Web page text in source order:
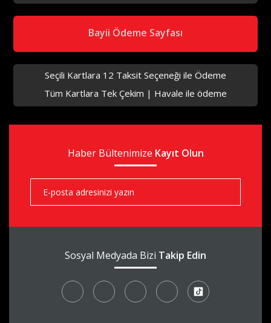
aks
aks
Bayii Ödeme Sayfası
Seçili Kartlara 12 Taksit Seçeneği ile Ödeme
Tüm Kartlara Tek Çekim | Havale ile ödeme
Haber Bültenimize Kayıt Olun
Sosyal Medyada Bizi Takip Edin